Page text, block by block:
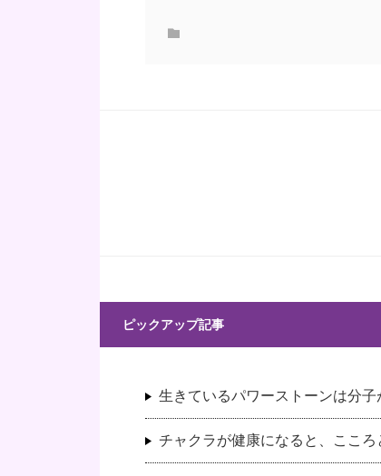
ピックアップ記事
生きているパワーストーンは分子
チャクラが健康になると、こころ